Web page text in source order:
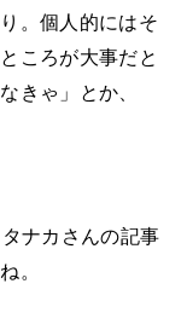
。個人的にはそ
ころが大事だと
きゃ」とか、
ナカさんの記事
。